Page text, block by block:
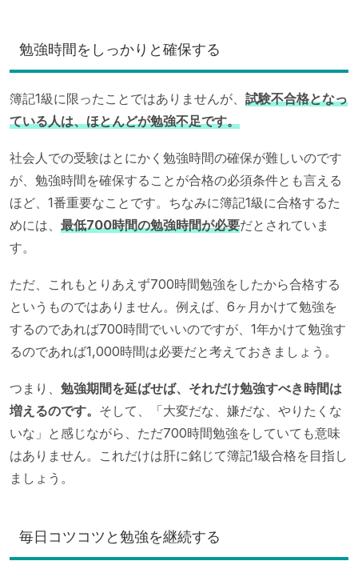
勉強時間をしっかりと確保する
簿記1級に限ったことではありませんが、 試験不合格となっ
ている人は、ほとんどが勉強不足です。
社会人での受験はとにかく勉強時間の確保が難しいのです
が、勉強時間を確保することが合格の必須条件とも言える
ほど、1番重要なことです。ちなみに簿記1級に合格するた
めには、 最低700時間の勉強時間が必要だとされていま
す。
ただ、これもとりあえず700時間勉強をしたから合格する
というものではありません。例えば、6ヶ月かけて勉強を
するのであれば700時間でいいのですが、1年かけて勉強す
るのであれば1,000時間は必要だと考えておきましょう。
つまり、 勉強期間を延ばせば、それだけ勉強すべき時間は
増えるのです。 そして、「大変だな、嫌だな、やりたくな
いな」と感じながら、ただ700時間勉強をしていても意味
はありません。これだけは肝に銘じて簿記1級合格を目指し
ましょう。
毎日コツコツと勉強を継続する